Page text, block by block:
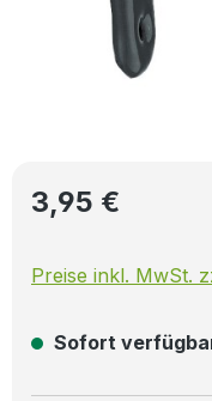
Regulärer Preis:
3,95 €
Preise inkl. MwSt.
Sofort